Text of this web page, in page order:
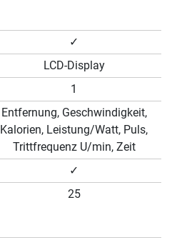
✓
LCD-Display
1
Entfernung, Geschwindigkeit,
Kalorien, Leistung/Watt, Puls,
Trittfrequenz U/min, Zeit
✓
25